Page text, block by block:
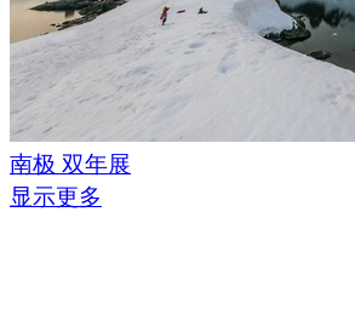
南极 双年展
显示更多